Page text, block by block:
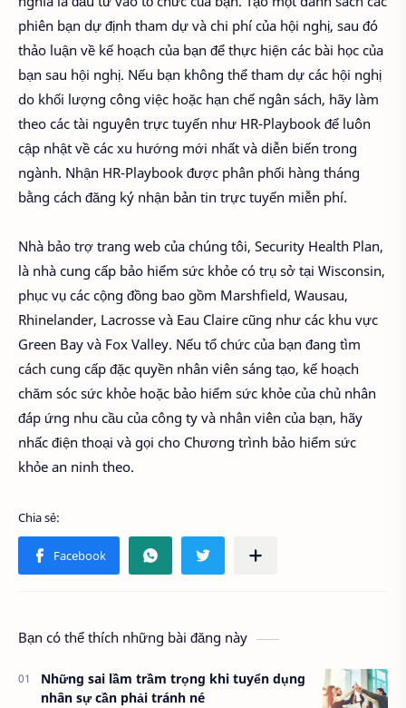
phiên bạn dự định tham dự và chi phí của hội nghị, sau đó
thảo luận về kế hoạch của bạn để thực hiện các bài học của
bạn sau hội nghị. Nếu bạn không thể tham dự các hội nghị
do khối lượng công việc hoặc hạn chế ngân sách, hãy làm
theo các tài nguyên trực tuyến như HR-Playbook để luôn
cập nhật về các xu hướng mới nhất và diễn biến trong
ngành. Nhận HR-Playbook được phân phối hàng tháng
bằng cách đăng ký nhận bản tin trực tuyến miễn phí.
Nhà bảo trợ trang web của chúng tôi, Security Health Plan,
là nhà cung cấp bảo hiểm sức khỏe có trụ sở tại Wisconsin,
phục vụ các cộng đồng bao gồm Marshfield, Wausau,
Rhinelander, Lacrosse và Eau Claire cũng như các khu vực
Green Bay và Fox Valley. Nếu tổ chức của bạn đang tìm
cách cung cấp đặc quyền nhân viên sáng tạo, kế hoạch
chăm sóc sức khỏe hoặc bảo hiểm sức khỏe của chủ nhân
đáp ứng nhu cầu của công ty và nhân viên của bạn, hãy
nhấc điện thoại và gọi cho Chương trình bảo hiểm sức
khỏe an ninh theo.
Bạn có thể thích những bài đăng này
Những sai lầm trầm trọng khi tuyển dụng
nhân sự cần phải tránh né